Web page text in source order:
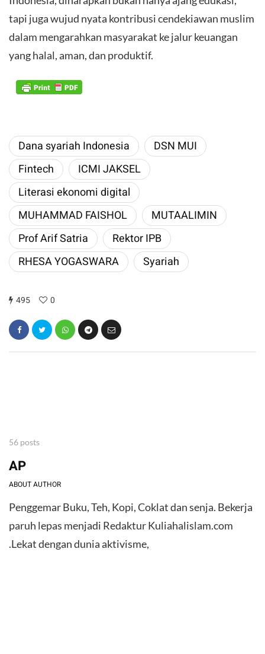
tapi juga wujud nyata kontribusi cendekiawan muslim
dalam mengarahkan masyarakat ke jalur keuangan
yang halal, aman, dan produktif.
Dana syariah Indonesia
DSN MUI
Fintech
ICMI JAKSEL
Literasi ekonomi digital
MUHAMMAD FAISHOL
MUTAALIMIN
Prof Arif Satria
Rektor IPB
RHESA YOGASWARA
Syariah
495 0
56 posts
AP
ABOUT AUTHOR
Penggemar Buku, Teh, Kopi, Coklat dan senja. Bekerja
paruh lepas menjadi Redaktur Kuliahalislam.com
.Lekat dengan dunia aktivisme,